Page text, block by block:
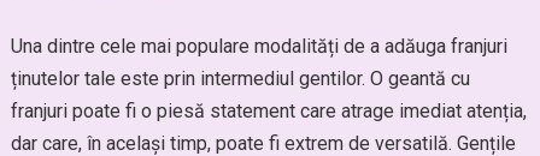
Una dintre cele mai populare modalități de a adăuga franjuri
ținutelor tale este prin intermediul gentilor. O geantă cu
franjuri poate fi o piesă statement care atrage imediat atenția,
dar care, în același timp, poate fi extrem de versatilă. Gențile